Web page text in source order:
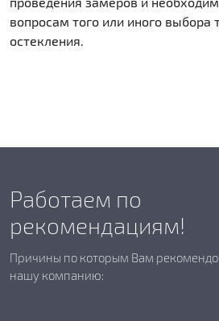
вопросам того или иного выбора
остекления.
Работаем по
рекомендациям!
Причины по которым Вам
нашу компанию: